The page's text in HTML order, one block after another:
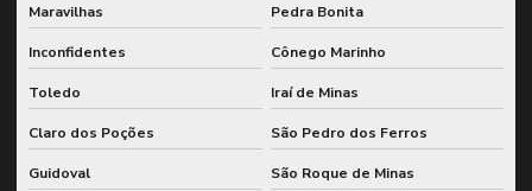
Maravilhas Pedra Bonita
Inconfidentes Cônego Marinho
Toledo Iraí de Minas
Claro dos Poções São Pedro dos Ferros
Guidoval São Roque de Minas